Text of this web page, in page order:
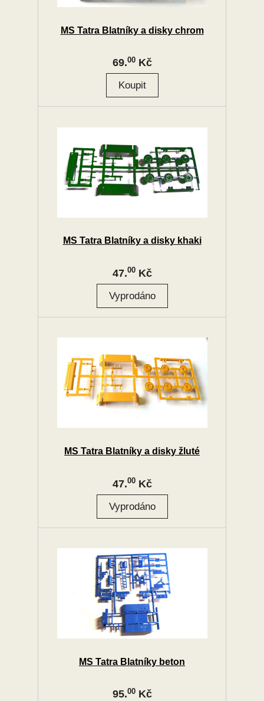
MS Tatra Blatníky a disky chrom
69.00Kč
MS Tatra Blatníky a disky khaki
47.00Kč
MS Tatra Blatníky a disky žluté
47.00Kč
MS Tatra Blatníky beton
95.00Kč